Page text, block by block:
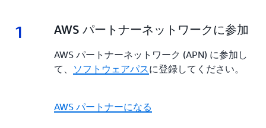
1 1.
AWS パートナーネットワークに参加
AWS パートナーネットワーク (APN) に参加し
て、
ソフトウェアパスに登録してください。
AWS パートナーになる